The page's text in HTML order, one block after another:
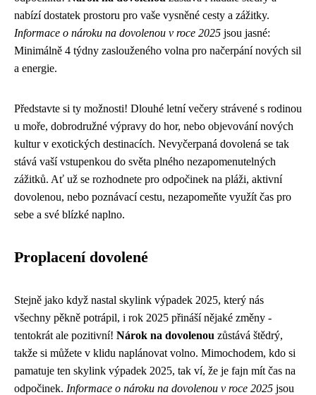
nabízí dostatek prostoru pro vaše vysněné cesty a zážitky.
Informace o nároku na dovolenou v roce 2025 jsou jasné:
Minimálně 4 týdny zaslouženého volna pro načerpání nových sil
a energie.
Představte si ty možnosti! Dlouhé letní večery strávené s rodinou
u moře, dobrodružné výpravy do hor, nebo objevování nových
kultur v exotických destinacích. Nevyčerpaná dovolená se tak
stává vaší vstupenkou do světa plného nezapomenutelných
zážitků. Ať už se rozhodnete pro odpočinek na pláži, aktivní
dovolenou, nebo poznávací cestu, nezapomeňte využít čas pro
sebe a své blízké naplno.
Proplacení dovolené
Stejně jako když nastal skylink výpadek 2025, který nás
všechny pěkně potrápil, i rok 2025 přináší nějaké změny -
tentokrát ale pozitivní! Nárok na dovolenou zůstává štědrý,
takže si můžete v klidu naplánovat volno. Mimochodem, kdo si
pamatuje ten skylink výpadek 2025, tak ví, že je fajn mít čas na
odpočinek. Informace o nároku na dovolenou v roce 2025 jsou